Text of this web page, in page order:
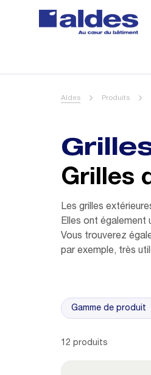
Aldes Produits
Grilles
Les grilles
Elles ont également
Vous trouverez
par exemple, très
Gamme de produit
12 produits